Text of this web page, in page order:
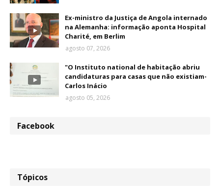
Ex-ministro da Justiça de Angola internado
na Alemanha: informação aponta Hospital
Charité, em Berlim
agosto 07, 2026
"O Instituto national de habitação abriu
candidaturas para casas que não existiam-
Carlos Inácio
agosto 05, 2026
Facebook
Tópicos